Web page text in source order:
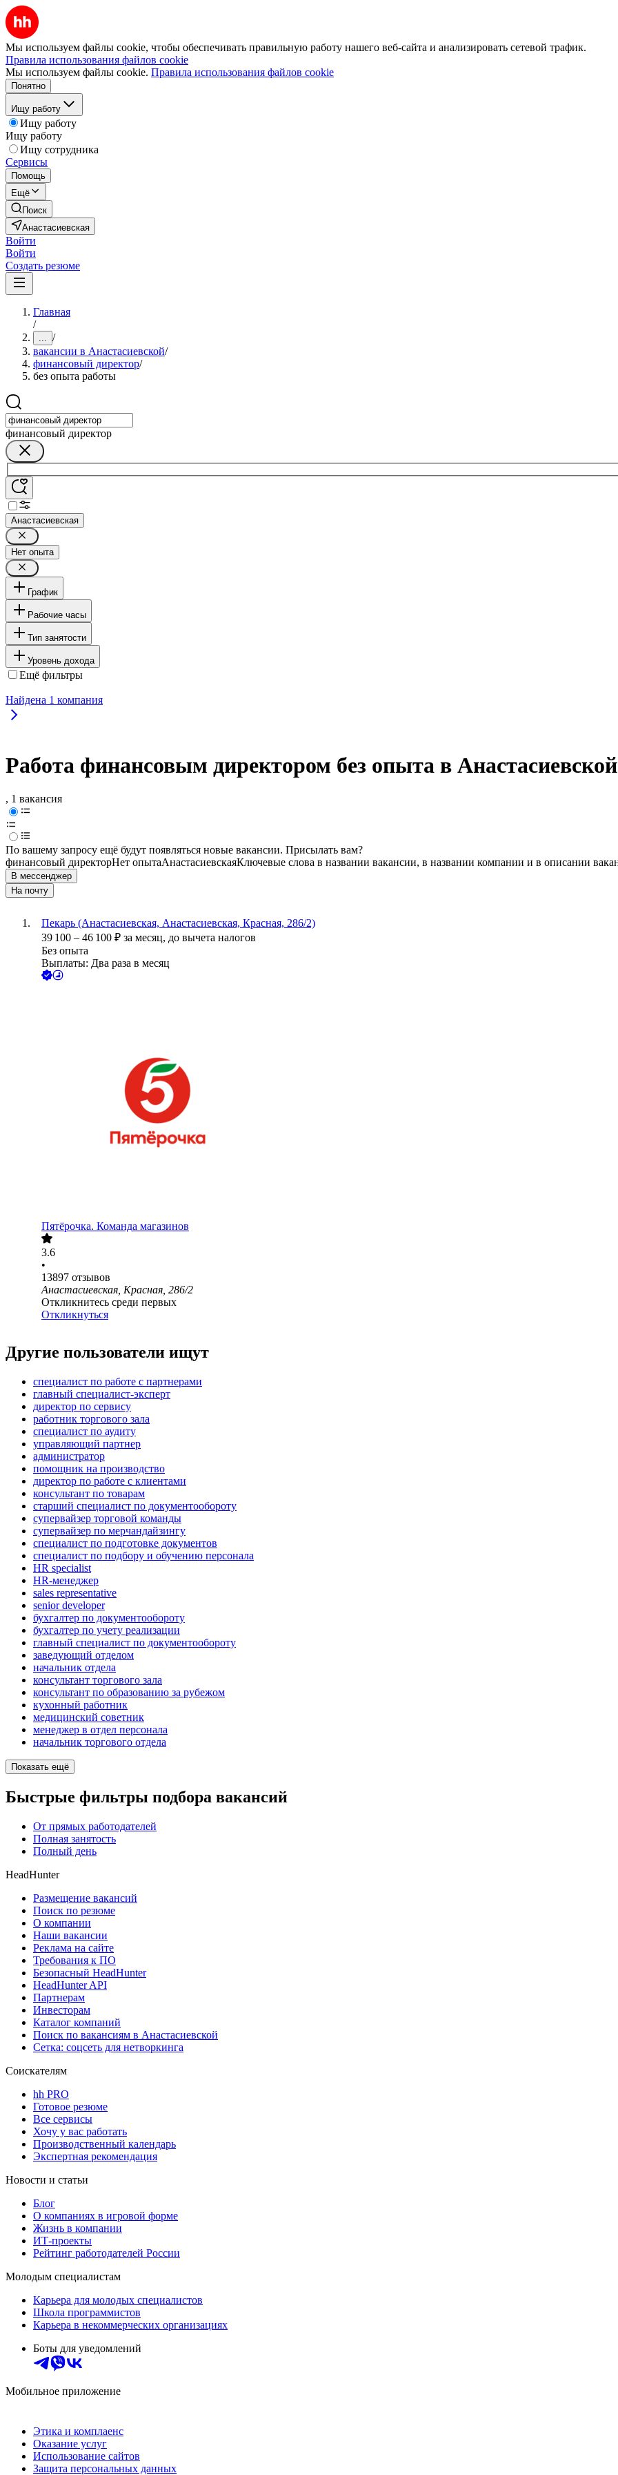
Мы используем файлы cookie, чтобы обеспечивать правильную работу нашего веб-сайта и анализировать сетевой трафик.
Правила использования файлов cookie
Мы используем файлы cookie. Правила использования файлов cookie
Понятно
Ищу работу
Ищу работу
Ищу работу
Ищу сотрудника
Сервисы
Помощь
Ещё
Поиск
Анастасиевская
Войти
Войти
Создать резюме
Главная
/
... /
вакансии в Анастасиевской/
финансовый директор/
без опыта работы
финансовый директор
Анастасиевская
Нет опыта
График
Рабочие часы
Тип занятости
Уровень дохода
Ещё фильтры
Найдена 1 компания
Работа финансовым директором без опыта в Анастасиевской
, 1 вакансия
По вашему запросу ещё будут появляться новые вакансии. Присылать вам?
финансовый директорНет опытаАнастасиевскаяКлючевые слова в названии вакансии, в названии компании и в описании
В мессенджер
На почту
Пекарь (Анастасиевская, Анастасиевская, Красная, 286/2)
39 100 – 46 100 ₽ за месяц, до вычета налогов
Без опыта
Выплаты: Два раза в месяц
Пятёрочка. Команда магазинов
3.6
•
13897 отзывов
Анастасиевская, Красная, 286/2
Откликнитесь среди первых
Откликнуться
Другие пользователи ищут
специалист по работе с партнерами
главный специалист-эксперт
директор по сервису
работник торгового зала
специалист по аудиту
управляющий партнер
администратор
помощник на производство
директор по работе с клиентами
консультант по товарам
старший специалист по документообороту
супервайзер торговой команды
супервайзер по мерчандайзингу
специалист по подготовке документов
специалист по подбору и обучению персонала
HR specialist
HR-менеджер
sales representative
senior developer
бухгалтер по документообороту
бухгалтер по учету реализации
главный специалист по документообороту
заведующий отделом
начальник отдела
консультант торгового зала
консультант по образованию за рубежом
кухонный работник
медицинский советник
менеджер в отдел персонала
начальник торгового отдела
Показать ещё
Быстрые фильтры подбора вакансий
От прямых работодателей
Полная занятость
Полный день
HeadHunter
Размещение вакансий
Поиск по резюме
О компании
Наши вакансии
Реклама на сайте
Требования к ПО
Безопасный HeadHunter
HeadHunter API
Партнерам
Инвесторам
Каталог компаний
Поиск по вакансиям в Анастасиевской
Сетка: соцсеть для нетворкинга
Соискателям
hh PRO
Готовое резюме
Все сервисы
Хочу у вас работать
Производственный календарь
Экспертная рекомендация
Новости и статьи
Блог
О компаниях в игровой форме
Жизнь в компании
ИТ-проекты
Рейтинг работодателей России
Молодым специалистам
Карьера для молодых специалистов
Школа программистов
Карьера в некоммерческих организациях
Боты для уведомлений
Мобильное приложение
Этика и комплаенс
Оказание услуг
Использование сайтов
Защита персональных данных